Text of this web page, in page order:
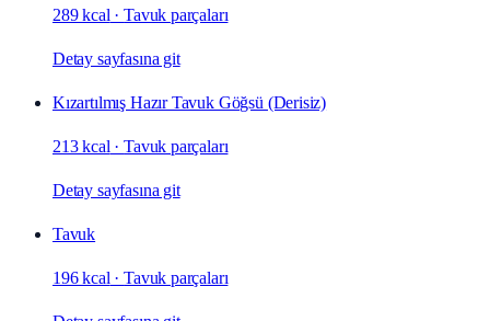
289 kcal ·Tavuk parçaları
Detay sayfasına git
Kızartılmış Hazır Tavuk Göğsü (Derisiz)
213 kcal ·Tavuk parçaları
Detay sayfasına git
Tavuk
196 kcal ·Tavuk parçaları